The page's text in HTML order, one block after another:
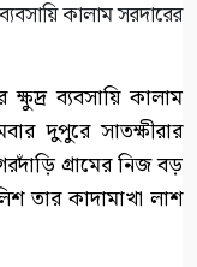
ব্যবসায়ি কালাম
দুপুরে সাতক্ষীরার
গ্রামের নিজ বড়
তার কাদামাখা লাশ